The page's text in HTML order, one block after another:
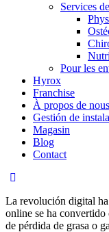
Services
Pour les
Hyrox
Franchise
À propos de nous
Gestión de
Magasin
Blog
Contact
La revolución digital ha
online se ha convertido
de pérdida de grasa o